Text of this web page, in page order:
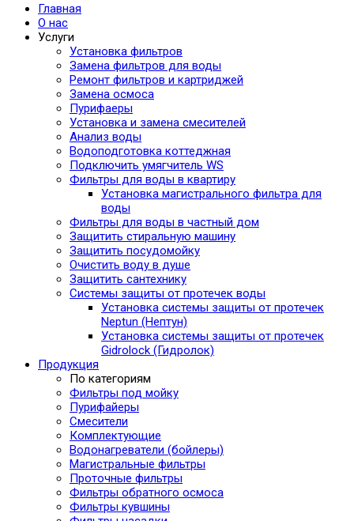
Главная
О нас
Услуги
Установка фильтров
Замена фильтров для воды
Ремонт фильтров и картриджей
Замена осмоса
Пурифаеры
Установка и замена смесителей
Анализ воды
Водоподготовка коттеджная
Подключить умягчитель WS
Фильтры для воды в квартиру
Установка магистрального фильтра для
воды
Фильтры для воды в частный дом
Защитить стиральную машину
Защитить посудомойку
Очистить воду в душе
Защитить сантехнику
Системы защиты от протечек воды
Установка системы защиты от протечек
Neptun (Нептун)
Установка системы защиты от протечек
Gidrolock (Гидролок)
Продукция
По категориям
Фильтры под мойку
Пурифайеры
Смесители
Комплектующие
Водонагреватели (бойлеры)
Магистральные фильтры
Проточные фильтры
Фильтры обратного осмоса
Фильтры кувшины